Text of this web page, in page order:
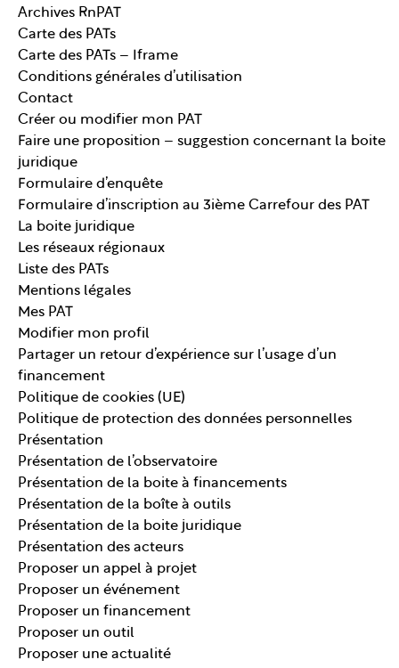
Archives RnPAT
Carte des PATs
Carte des PATs – Iframe
Conditions générales d’utilisation
Contact
Créer ou modifier mon PAT
Faire une proposition – suggestion concernant la boite
juridique
Formulaire d’enquête
Formulaire d’inscription au 3ième Carrefour des PAT
La boite juridique
Les réseaux régionaux
Liste des PATs
Mentions légales
Mes PAT
Modifier mon profil
Partager un retour d’expérience sur l’usage d’un
financement
Politique de cookies (UE)
Politique de protection des données personnelles
Présentation
Présentation de l’observatoire
Présentation de la boite à financements
Présentation de la boîte à outils
Présentation de la boite juridique
Présentation des acteurs
Proposer un appel à projet
Proposer un événement
Proposer un financement
Proposer un outil
Proposer une actualité